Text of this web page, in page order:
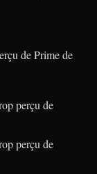
de Prime de
perçu de
perçu de